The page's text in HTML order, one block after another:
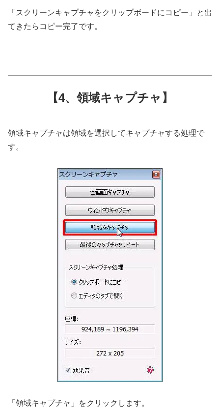
「スクリーンキャプチャをクリップボードにコピー」と出
てきたらコピー完了です。
【4、領域キャプチャ】
領域キャプチャは領域を選択してキャプチャする処理で
す。
「領域キャプチャ」をクリックします。